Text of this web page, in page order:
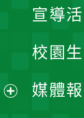
宣導
校園
媒體